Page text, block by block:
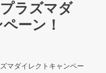
ズマダ
ーン！
ダイレクトキャンペー